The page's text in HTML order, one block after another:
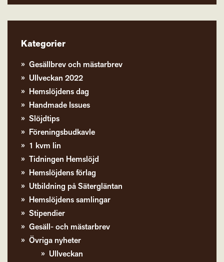
Kategorier
Gesällbrev och mästarbrev
Ullveckan 2022
Hemslöjdens dag
Handmade Issues
Slöjdtips
Föreningsbudkavle
1 kvm lin
Tidningen Hemslöjd
Hemslöjdens förlag
Utbildning på Sätergläntan
Hemslöjdens samlingar
Stipendier
Gesäll- och mästarbrev
Övriga nyheter
Ullveckan